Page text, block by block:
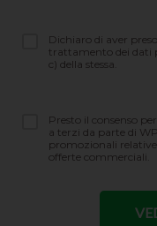
Dichiaro di aver
trattamento dei dati
c) della stessa.
Presto il consenso
a terzi da parte di
promozionali
offerte commerciali.